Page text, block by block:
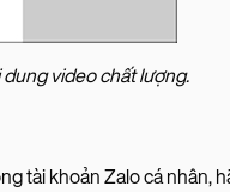
video chất lượng.
tài khoản Zalo cá nhân,